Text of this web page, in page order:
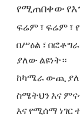
የሚጠበቀው
ፍሬም ፣ ፍሬም ፣
በሥዕል ፣
ያለው ልዩነት።
ከካሜራ ውጪ
ስሜትህን እና
እና የሚሰማ ነገር